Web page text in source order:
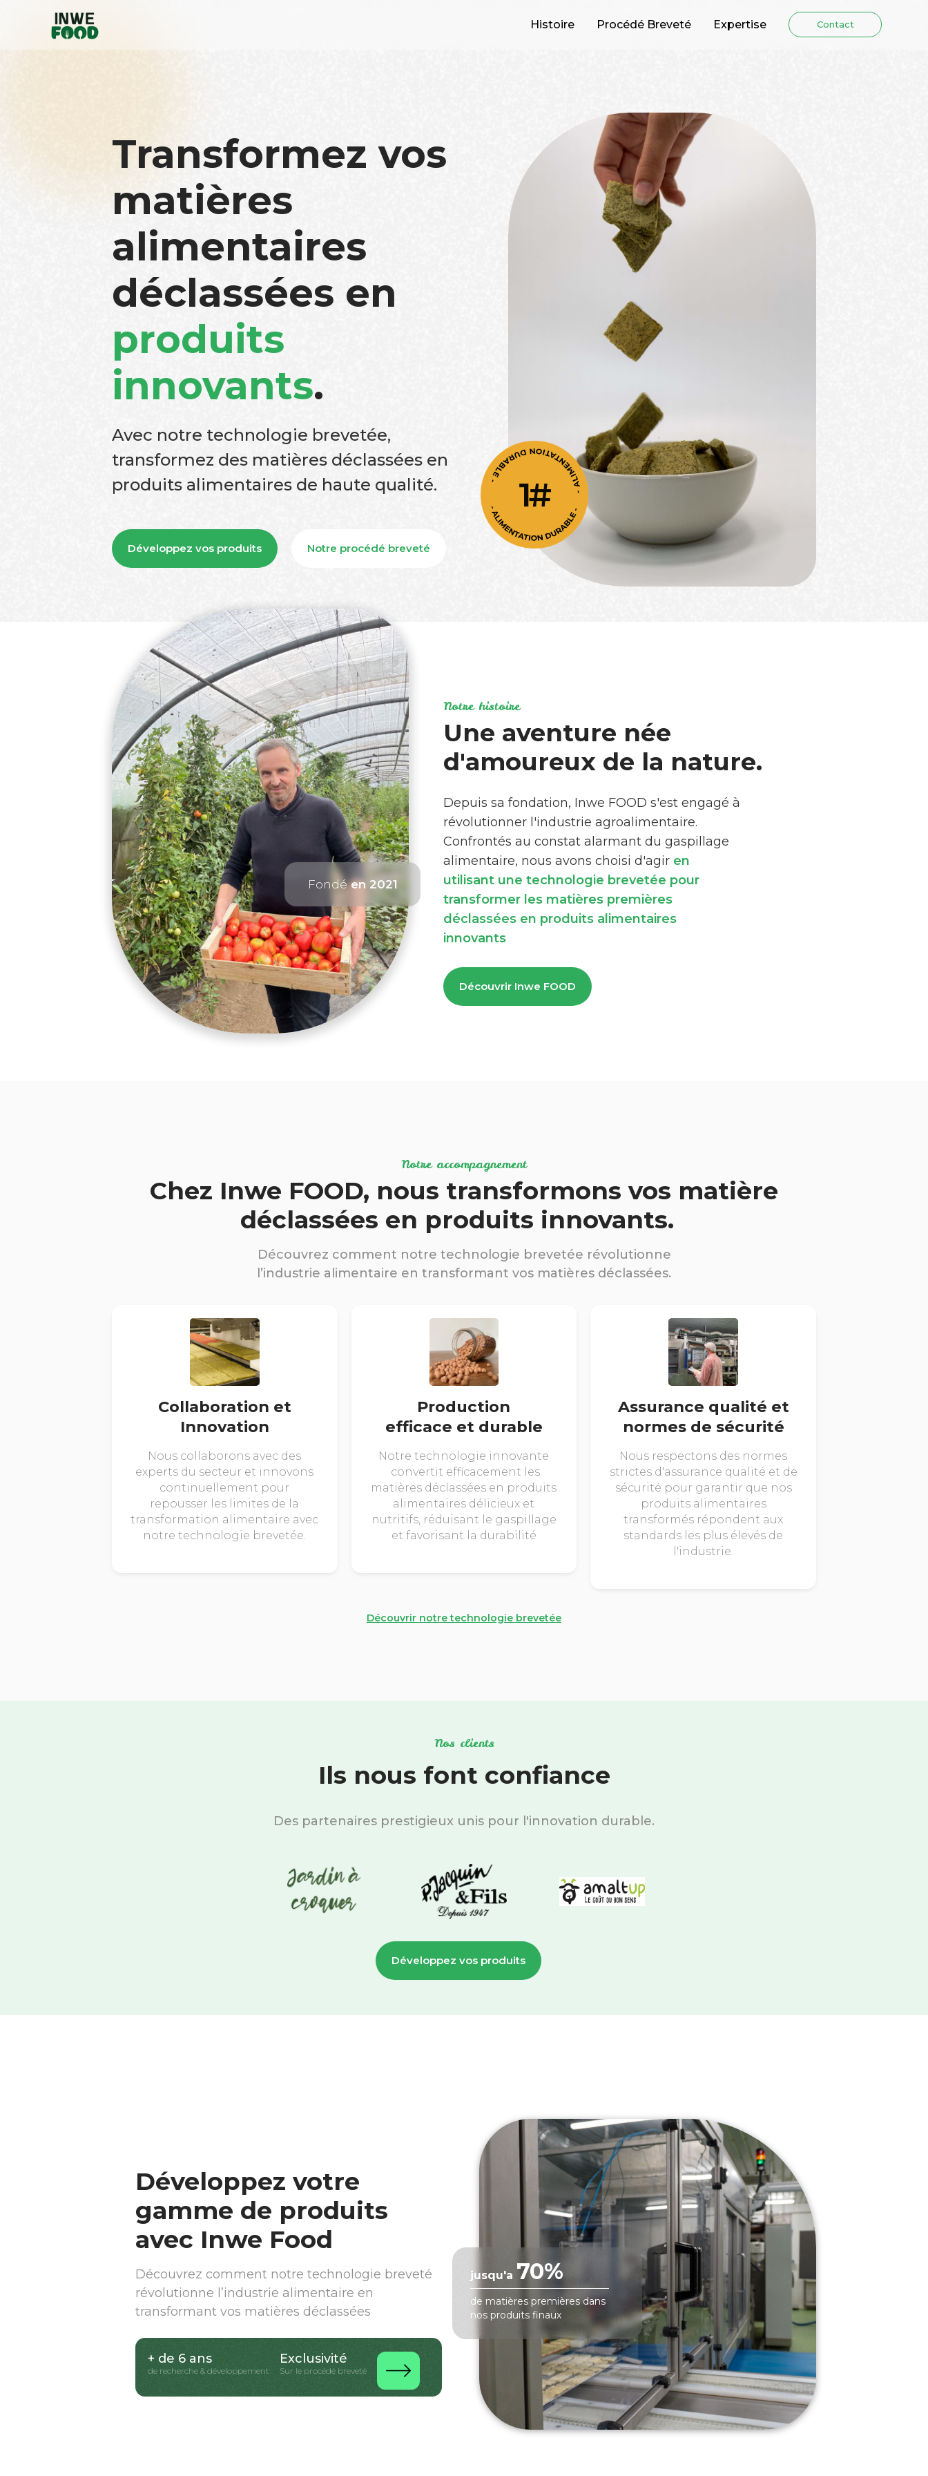
Histoire Procédé Breveté Expertise Contact
Transformez vos
matières
alimentaires
déclassées en
produits
innovants.
Avec notre technologie brevetée,
transformez des matières déclassées en
produits alimentaires de haute qualité.
Développez vos produits Notre procédé breveté
Fondéen 2021
Notre histoire
Une aventure née
d'amoureux de la nature.
Depuis sa fondation, Inwe FOOD s'est engagé à
révolutionner l'industrie agroalimentaire.
Confrontés au constat alarmant du gaspillage
alimentaire, nous avons choisi d'agir en
utilisant une technologie brevetée pour
transformer les matières premières
déclassées en produits alimentaires
innovants
Découvrir Inwe FOOD
Notre accompagnement
Chez Inwe FOOD, nous transformons vos matière
déclassées en produits innovants.
Découvrez comment notre technologie brevetée révolutionne
l’industrie alimentaire en transformant vos matières déclassées.
Collaboration et
Innovation
Nous collaborons avec des
experts du secteur et innovons
continuellement pour
repousser les limites de la
transformation alimentaire avec
notre technologie brevetée.
Production
efficace et durable
Notre technologie innovante
convertit efficacement les
matières déclassées en produits
alimentaires délicieux et
nutritifs, réduisant le gaspillage
et favorisant la durabilité
Assurance qualité et
normes de sécurité
Nous respectons des normes
strictes d'assurance qualité et de
sécurité pour garantir que nos
produits alimentaires
transformés répondent aux
standards les plus élevés de
l'industrie.
Découvrir notre technologie brevetée
Nos clients
Ils nous font confiance
Des partenaires prestigieux unis pour l'innovation durable.
Développez vos produits
Développez votre
gamme de produits
avec Inwe Food
Découvrez comment notre technologie breveté
révolutionne l’industrie alimentaire en
transformant vos matières déclassées
+ de 6 ans
de recherche & développement
Exclusivité
Sur le procédé breveté
jusqu'a 70%
de matières premières dans
nos produits finaux